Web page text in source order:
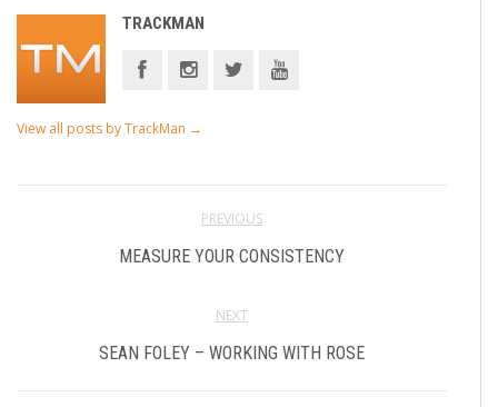
TRACKMAN
View all posts by TrackMan →
PREVIOUS
MEASURE YOUR CONSISTENCY
NEXT
SEAN FOLEY – WORKING WITH ROSE